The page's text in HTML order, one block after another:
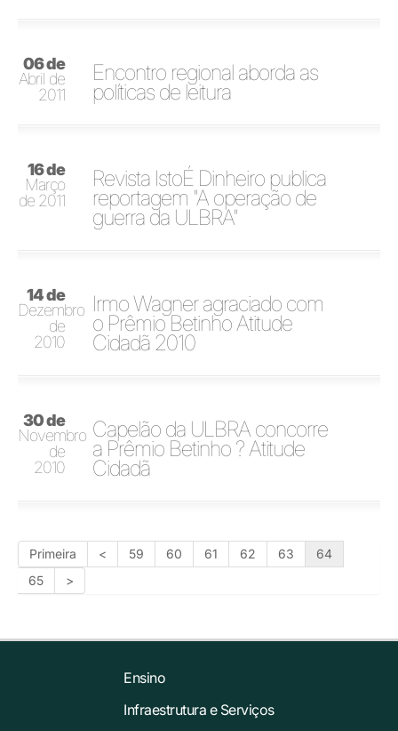
06 de
Abril de
2011
Encontro regional aborda as
políticas de leitura
16 de
Março
de 2011
Revista IstoÉ Dinheiro publica
reportagem "A operação de
guerra da ULBRA"
14 de
Dezembro
de
2010
Irmo Wagner agraciado com
o Prêmio Betinho Atitude
Cidadã 2010
30 de
Novembro
de
2010
Capelão da ULBRA concorre
a Prêmio Betinho ? Atitude
Cidadã
Primeira < 59 60 61 62 63
64
65
>
Ensino
Infraestrutura e Serviços